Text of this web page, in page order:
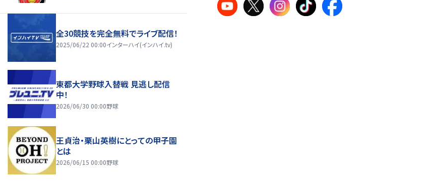
全30競技を完全無料でライブ配信！
2025/06/22 00:00インターハイ(インハイ.tv)
東都大学野球入替戦 見逃し配信
中！
2026/06/30 00:00野球
王貞治・栗山英樹にとっての甲子園
とは
2026/06/15 00:00野球